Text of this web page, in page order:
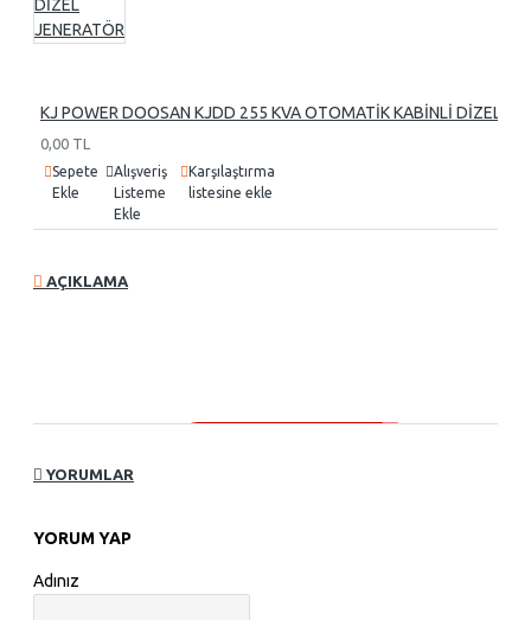
KJ POWER DOOSAN KJDD 255 KVA OTOMATİK KABİNLİ DİZEL
0,00 TL
Sepete
Ekle
Alışveriş
Listeme
Ekle
Karşılaştırma
listesine ekle
AÇIKLAMA
YORUMLAR
YORUM YAP
Adınız